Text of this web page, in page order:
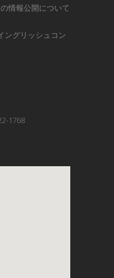
情報公開について
グリッシュコン
1768